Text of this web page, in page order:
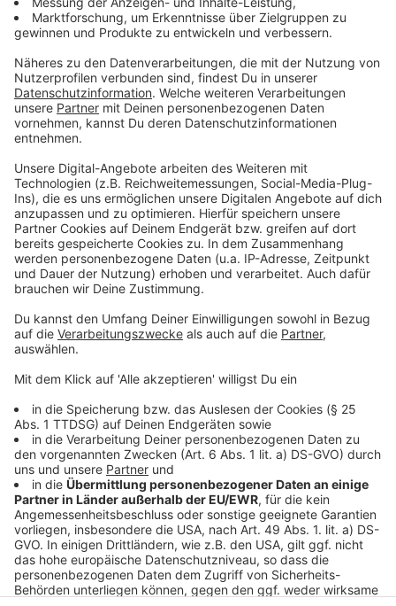
Anzeige
Hier gibt es Tickets
Alle Konzerte in der Übersicht
Unsere Erste Meldung zu den Konzerten im Dezember
Anzeige
Anzeige
| WhatsApp-Kanal
Anzeige
Anzeige